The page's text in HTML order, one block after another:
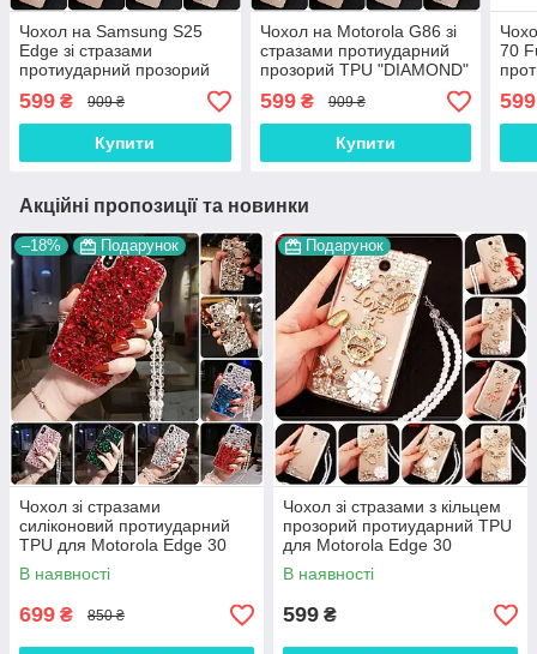
Чохол на Samsung S25
Edge зі стразами
протиударний прозорий
TPU "DIAMOND"
599 ₴ 909 ₴
Купити
Чохол на Motorola G86 зі
стразами протиударний
прозорий TPU "DIAMOND"
599₴ 909 ₴
Купити
70
599
Акційні пропозиції та новинки
–18% Подарунок
Чохол зі стразами
силіконовий протиударний
TPU для Motorola Edge 30
"SWAROV LUXURY"
В наявності
699 ₴ 850 ₴
Подарунок
Чохол зі стразами з кільцем
прозорий протиударний TPU
для Motorola Edge 30
"ROYALER"
В наявності
599 ₴